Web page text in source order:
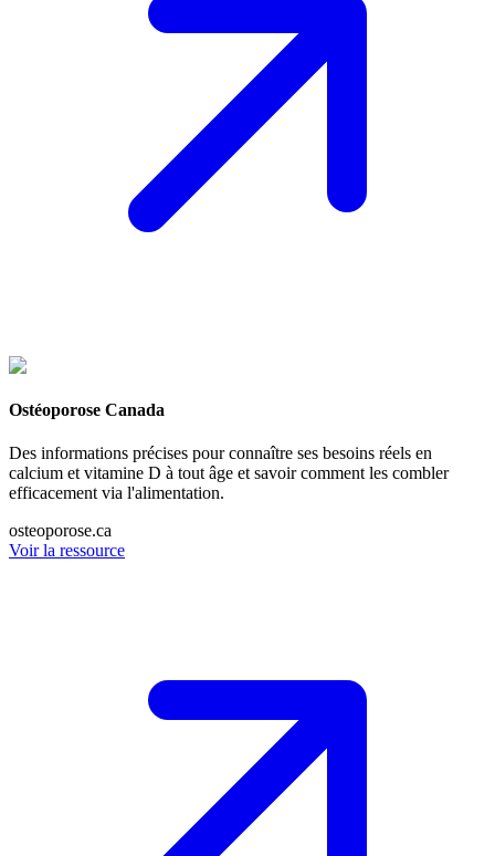
Ostéoporose Canada
Des informations précises pour connaître ses besoins réels en
calcium et vitamine D à tout âge et savoir comment les combler
efficacement via l'alimentation.
osteoporose.ca
Voir la ressource